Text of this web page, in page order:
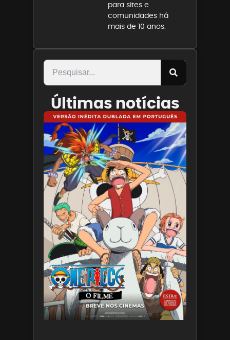
para sites e
comunidades há
mais de 10 anos.
Últimas notícias